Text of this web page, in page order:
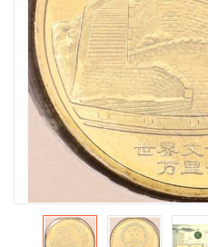
Юбилейные монеты Банка
Памятные и
Иностранные монеты
Неофициальные выпуски
Античные и средневековые
Наборы монет